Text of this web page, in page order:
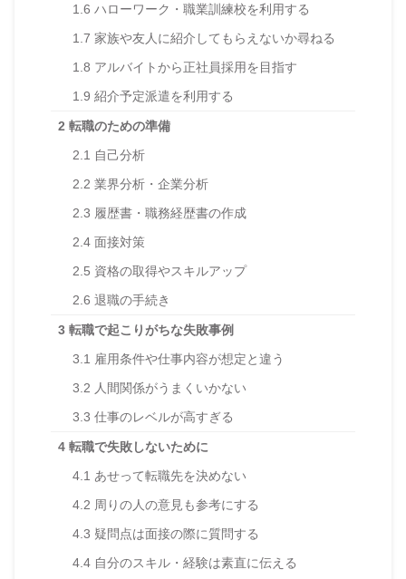
1.6 ハローワーク・職業訓練校を利用する
1.7 家族や友人に紹介してもらえないか尋ねる
1.8 アルバイトから正社員採用を目指す
1.9 紹介予定派遣を利用する
2 転職のための準備
2.1 自己分析
2.2 業界分析・企業分析
2.3 履歴書・職務経歴書の作成
2.4 面接対策
2.5 資格の取得やスキルアップ
2.6 退職の手続き
3 転職で起こりがちな失敗事例
3.1 雇用条件や仕事内容が想定と違う
3.2 人間関係がうまくいかない
3.3 仕事のレベルが高すぎる
4 転職で失敗しないために
4.1 あせって転職先を決めない
4.2 周りの人の意見も参考にする
4.3 疑問点は面接の際に質問する
4.4 自分のスキル・経験は素直に伝える